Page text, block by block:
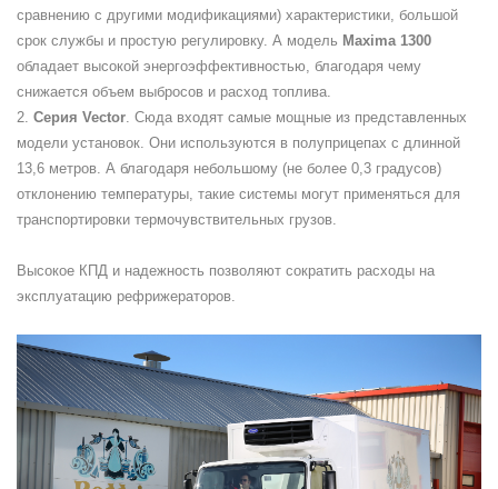
сравнению с другими модификациями) характеристики, большой
срок службы и простую регулировку. А модель Maxima 1300
обладает высокой энергоэффективностью, благодаря чему
снижается объем выбросов и расход топлива.
2. Серия Vector . Сюда входят самые мощные из представленных
модели установок. Они используются в полуприцепах с длинной
13,6 метров. А благодаря небольшому (не более 0,3 градусов)
отклонению температуры, такие системы могут применяться для
транспортировки термочувствительных грузов.
Высокое КПД и надежность позволяют сократить расходы на
эксплуатацию рефрижераторов.